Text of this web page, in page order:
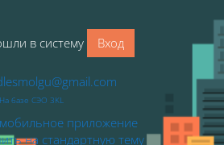
в систему Вход
На базе СЭО 3KL
приложение
на стандартную тему